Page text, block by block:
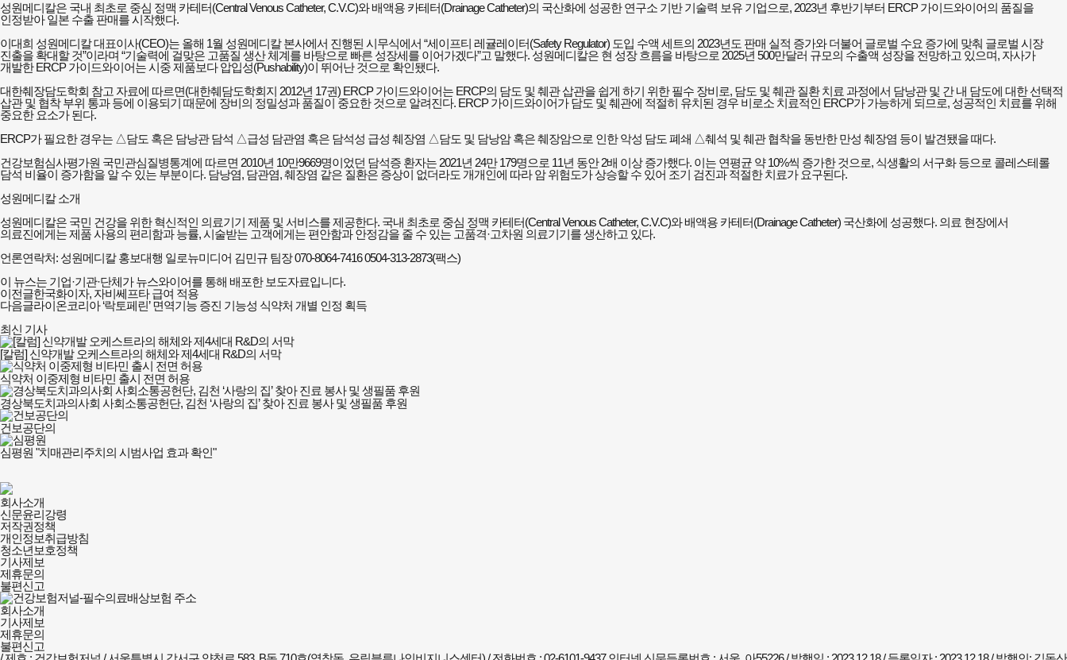
성원메디칼은 국내 최초로 중심 정맥 카테터(Central Venous Catheter, C.V.C)와 배액용 카테터(Drainage Catheter)의 국산화에 성공한 연구소 기반 기술력 보유 기업으로, 2023년 후반기부터 ERCP 가이드와이어의 품질을
인정받아 일본 수출 판매를 시작했다.
이대희 성원메디칼 대표이사(CEO)는 올해 1월 성원메디칼 본사에서 진행된 시무식에서 “세이프티 레귤레이터(Safety Regulator) 도입 수액 세트의 2023년도 판매 실적 증가와 더불어 글로벌 수요 증가에 맞춰 글로벌 시장
진출을 확대할 것”이라며 “기술력에 걸맞은 고품질 생산 체계를 바탕으로 빠른 성장세를 이어가겠다”고 말했다. 성원메디칼은 현 성장 흐름을 바탕으로 2025년 500만달러 규모의 수출액 성장을 전망하고 있으며, 자사가
개발한 ERCP 가이드와이어는 시중 제품보다 압입성(Pushability)이 뛰어난 것으로 확인됐다.
대한췌장담도학회 참고 자료에 따르면(대한췌담도학회지 2012년 17권) ERCP 가이드와이어는 ERCP의 담도 및 췌관 삽관을 쉽게 하기 위한 필수 장비로, 담도 및 췌관 질환 치료 과정에서 담낭관 및 간 내 담도에 대한 선택적
삽관 및 협착 부위 통과 등에 이용되기 때문에 장비의 정밀성과 품질이 중요한 것으로 알려진다. ERCP 가이드와이어가 담도 및 췌관에 적절히 유치된 경우 비로소 치료적인 ERCP가 가능하게 되므로, 성공적인 치료를 위해
중요한 요소가 된다.
ERCP가 필요한 경우는 △담도 혹은 담낭관 담석 △급성 담관염 혹은 담석성 급성 췌장염 △담도 및 담낭암 혹은 췌장암으로 인한 악성 담도 폐쇄 △췌석 및 췌관 협착을 동반한 만성 췌장염 등이 발견됐을 때다.
건강보험심사평가원 국민관심질병통계에 따르면 2010년 10만9669명이었던 담석증 환자는 2021년 24만 179명으로 11년 동안 2배 이상 증가했다. 이는 연평균 약 10%씩 증가한 것으로, 식생활의 서구화 등으로 콜레스테롤
담석 비율이 증가함을 알 수 있는 부분이다. 담낭염, 담관염, 췌장염 같은 질환은 증상이 없더라도 개개인에 따라 암 위험도가 상승할 수 있어 조기 검진과 적절한 치료가 요구된다.
성원메디칼 소개
성원메디칼은 국민 건강을 위한 혁신적인 의료기기 제품 및 서비스를 제공한다. 국내 최초로 중심 정맥 카테터(Central Venous Catheter, C.V.C)와 배액용 카테터(Drainage Catheter) 국산화에 성공했다. 의료 현장에서
의료진에게는 제품 사용의 편리함과 능률, 시술받는 고객에게는 편안함과 안정감을 줄 수 있는 고품격·고차원 의료기기를 생산하고 있다.
언론연락처: 성원메디칼 홍보대행 일로뉴미디어 김민규 팀장 070-8064-7416 0504-313-2873(팩스)
이 뉴스는 기업·기관·단체가 뉴스와이어를 통해 배포한 보도자료입니다.
이전글한국화이자, 자비쎄프타 급여 적용
다음글라이온코리아 ‘락토페린’ 면역기능 증진 기능성 식약처 개별 인정 획득
최신 기사
[칼럼] 신약개발 오케스트라의 해체와 제4세대 R&D의 서막
식약처 이중제형 비타민 출시 전면 허용
경상북도치과의사회 사회소통공헌단, 김천 ‘사랑의 집’ 찾아 진료 봉사 및 생필품 후원
건보공단의
심평원 "치매관리주치의 시범사업 효과 확인"
건강보험저널-
필수의료배상보험
회사소개
및
정책안내
회사소개
신문윤리강령
저작권정책
개인정보취급방침
청소년보호정책
기사제보
제휴문의
불편신고
회사소개
기사제보
제휴문의
불편신고